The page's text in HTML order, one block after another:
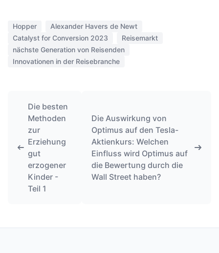
Hopper
Alexander Havers de Newt
Catalyst for Conversion 2023
Reisemarkt
nächste Generation von Reisenden
Innovationen in der Reisebranche
Die besten
Methoden
zur
Erziehung
gut
erzogener
Kinder -
Teil 1
Die Auswirkung von
Optimus auf den Tesla-
Aktienkurs: Welchen
Einfluss wird Optimus auf
die Bewertung durch die
Wall Street haben?